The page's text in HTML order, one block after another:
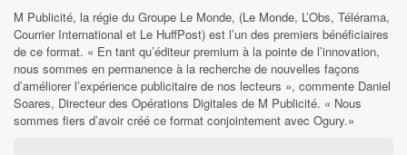
M Publicité, la régie du Groupe Le Monde, (Le Monde, L’Obs, Télérama,
Courrier International et Le HuffPost) est l’un des premiers bénéficiaires
de ce format. « En tant qu’éditeur premium à la pointe de l’innovation,
nous sommes en permanence à la recherche de nouvelles façons
d’améliorer l’expérience publicitaire de nos lecteurs », commente Daniel
Soares, Directeur des Opérations Digitales de M Publicité. « Nous
sommes fiers d’avoir créé ce format conjointement avec Ogury.»